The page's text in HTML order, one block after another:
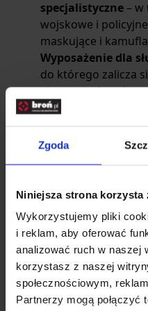
Zgoda
Niniejsza strona korzysta
Wykorzystujemy pliki
i reklam, aby oferować
analizować ruch w naszej
korzystasz z naszej
społecznościowym,
Partnerzy mogą połączyć
specjalistyczne –
wojskowe i
maskujące i
Wyposażenie dla
do którego zalicza
akcesoria do
wyposażenie
Do kogo
Maskpol?
wszystkim do
jak wojsko, policja,
pożarna oraz
Sprzęt ten znajduje
w służbach
organizacjach
zarządzaniem